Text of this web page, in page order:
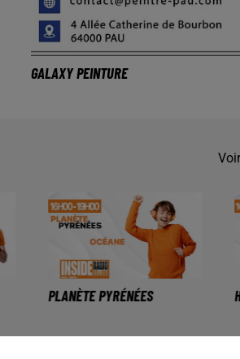
GALAXY PEINTURE
PLANÈTE PYRÉNÉES